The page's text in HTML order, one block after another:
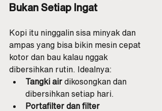
Bukan Setiap Ingat
Kopi itu ninggalin sisa minyak dan
ampas yang bisa bikin mesin cepat
kotor dan bau kalau nggak
dibersihkan rutin. Idealnya:
Tangki air dikosongkan dan
dibersihkan setiap hari.
Portafilter dan filter